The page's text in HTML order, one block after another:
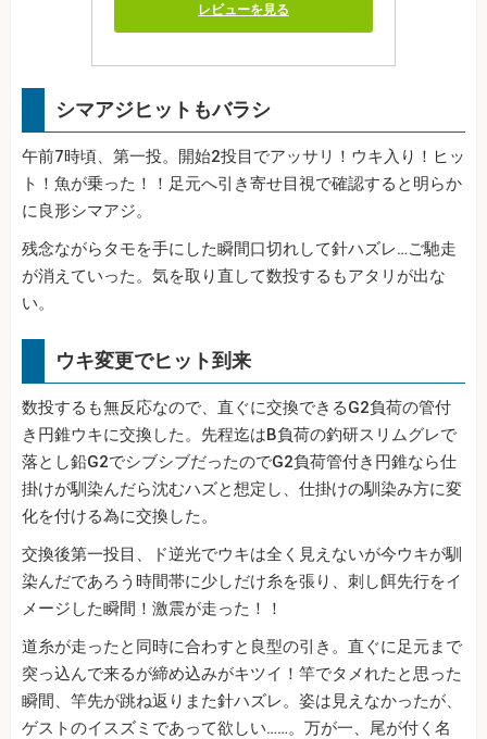
レビューを見る
シマアジヒットもバラシ
午前7時頃、第一投。開始2投目でアッサリ！ウキ入り！ヒッ
ト！魚が乗った！！足元へ引き寄せ目視で確認すると明らか
に良形シマアジ。
残念ながらタモを手にした瞬間口切れして針ハズレ…ご馳走
が消えていった。気を取り直して数投するもアタリが出な
い。
ウキ変更でヒット到来
数投するも無反応なので、直ぐに交換できるG2負荷の管付
き円錐ウキに交換した。先程迄はB負荷の釣研スリムグレで
落とし鉛G2でシブシブだったのでG2負荷管付き円錐なら仕
掛けが馴染んだら沈むハズと想定し、仕掛けの馴染み方に変
化を付ける為に交換した。
交換後第一投目、ド逆光でウキは全く見えないが今ウキが馴
染んだであろう時間帯に少しだけ糸を張り、刺し餌先行をイ
メージした瞬間！激震が走った！！
道糸が走ったと同時に合わすと良型の引き。直ぐに足元まで
突っ込んで来るが締め込みがキツイ！竿でタメれたと思った
瞬間、竿先が跳ね返りまた針ハズレ。姿は見えなかったが、
ゲストのイスズミであって欲しい……。万が一、尾が付く名